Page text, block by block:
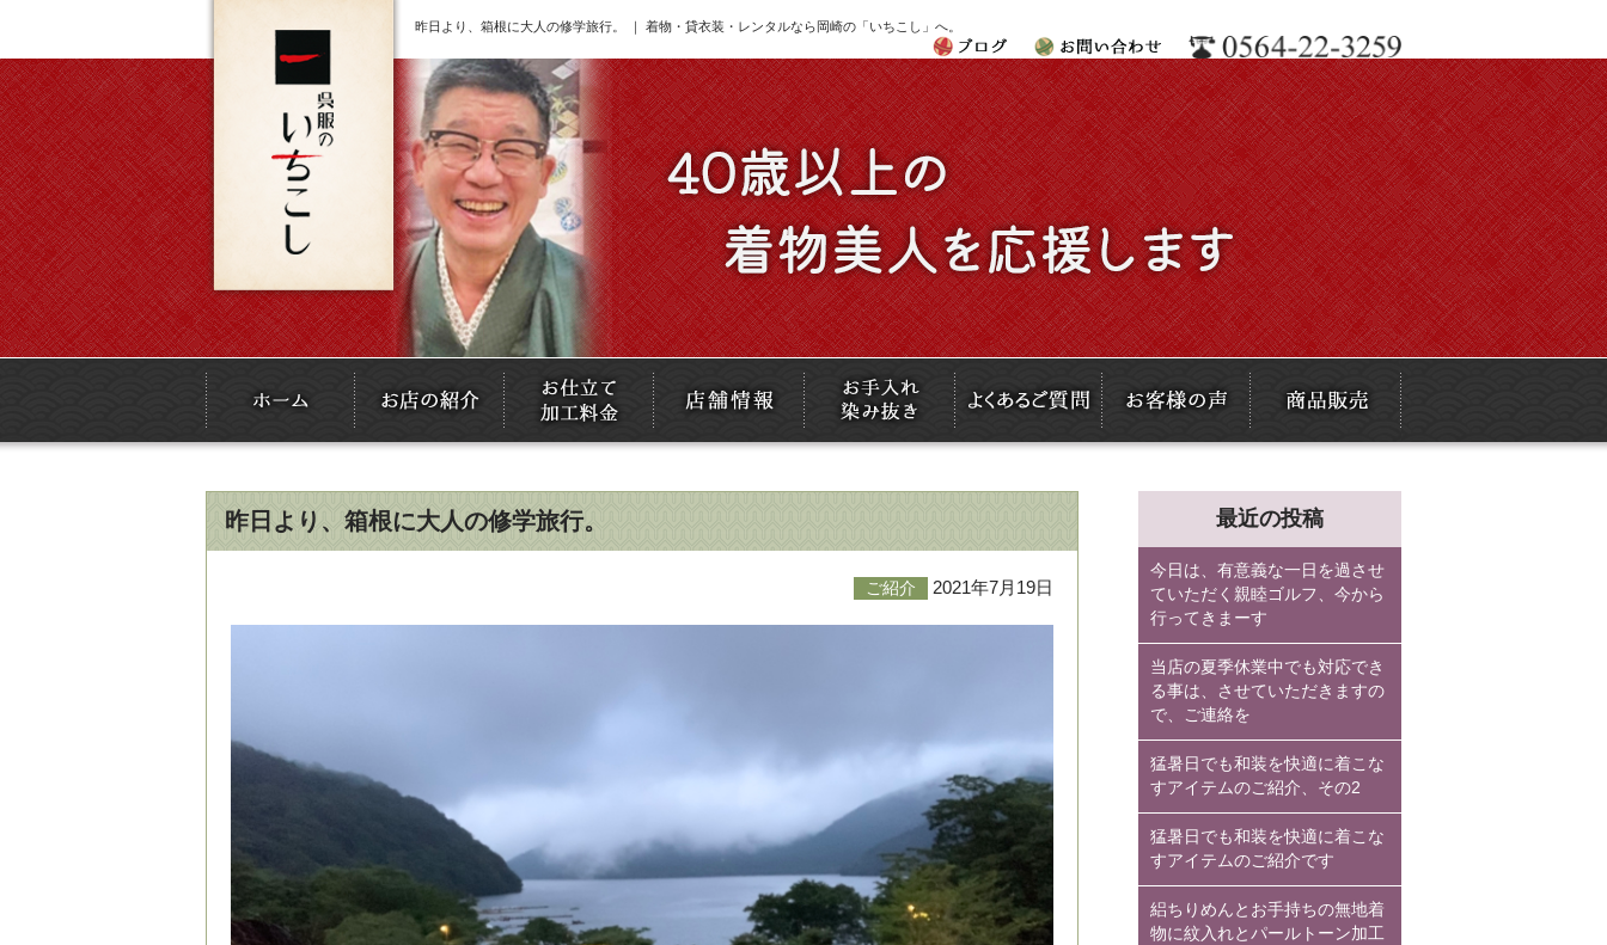
昨日より、箱根に大人の修学旅行。 ｜ 着物・貸衣装・レンタルなら岡崎の「いちこし」へ。
昨日より、箱根に大人の修学旅行。
ご紹介 2021年7月19日
最近の投稿
今日は、有意義な一日を過させ
ていただく親睦ゴルフ、今から
行ってきまーす
当店の夏季休業中でも対応でき
る事は、させていただきますの
で、ご連絡を
猛暑日でも和装を快適に着こな
すアイテムのご紹介、その2
猛暑日でも和装を快適に着こな
すアイテムのご紹介です
絽ちりめんとお手持ちの無地着
物に紋入れとパールトーン加工